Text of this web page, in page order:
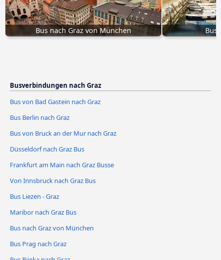
Bus nach Graz von München Bus
Busverbindungen nach Graz
Bus von Bad Gastein nach Graz
Bus Berlin nach Graz
Bus von Bruck an der Mur nach Graz
Düsseldorf nach Graz Bus
Frankfurt am Main nach Graz Busse
Von Innsbruck nach Graz Bus
Bus Liezen - Graz
Maribor nach Graz Bus
Bus nach Graz von München
Bus Prag nach Graz